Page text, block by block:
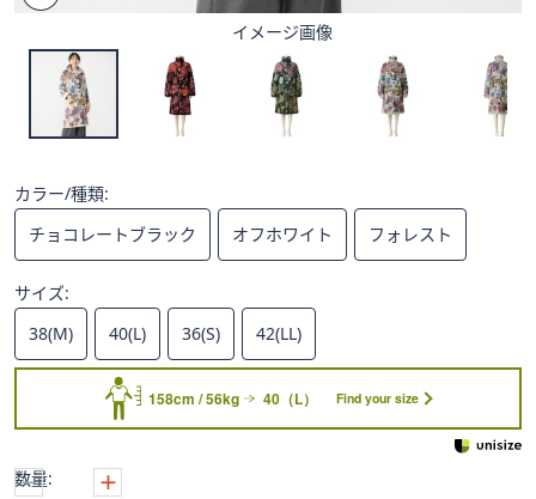
で
左
イ
プ
し
閲
覧
で
イメージ画像
カラー/種類:
チョコレートブラック
オフホワイト フォレスト
サイズ:
38(M)
40(L) 36(S) 42(LL)
158cm / 56kg 40（L） Find your size
数量: